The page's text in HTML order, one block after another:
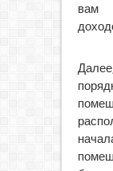
вам